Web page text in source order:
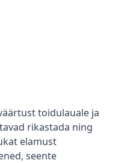
toidulauale ja
rikastada ning
elamust
seente